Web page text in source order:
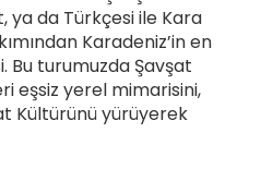
ya da Türkçesi ile Kara
Karadeniz’in en
Bu turumuzda Şavşat
eşsiz yerel mimarisini,
Kültürünü yürüyerek